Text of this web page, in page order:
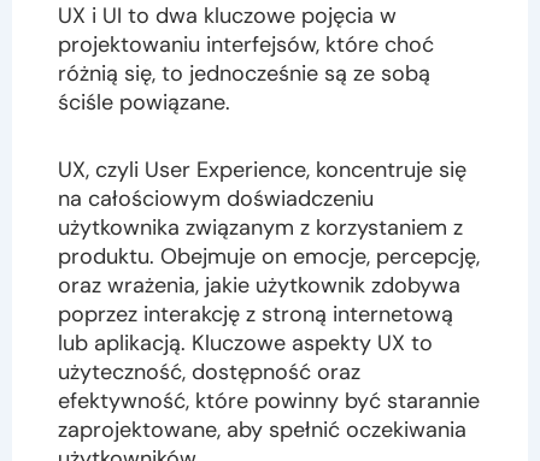
UX i UI to dwa kluczowe pojęcia w
projektowaniu interfejsów, które choć
różnią się, to jednocześnie są ze sobą
ściśle powiązane.
UX, czyli User Experience, koncentruje się
na całościowym doświadczeniu
użytkownika związanym z korzystaniem z
produktu. Obejmuje on emocje, percepcję,
oraz wrażenia, jakie użytkownik zdobywa
poprzez interakcję z stroną internetową
lub aplikacją. Kluczowe aspekty UX to
użyteczność, dostępność oraz
efektywność, które powinny być starannie
zaprojektowane, aby spełnić oczekiwania